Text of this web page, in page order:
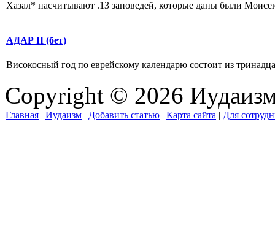
Хазал* насчитывают .13 заповедей, которые даны были
АДАР II (бет)
Високосный год по еврейскому календарю состоит из
Copyright © 2026
Главная | Иудаизм | Добавить статью | Карта сайта | Для